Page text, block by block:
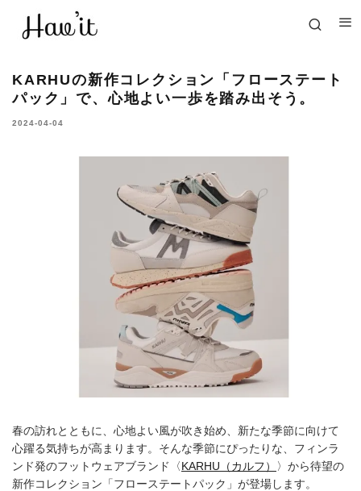
KARHUの新作コレクション「フローステート
パック」で、心地よい一歩を踏み出そう。
2024-04-04
春の訪れとともに、心地よい風が吹き始め、新たな季節に向けて
心躍る気持ちが高まります。そんな季節にぴったりな、フィンラ
ンド発のフットウェアブランド〈KARHU（カルフ）
〉から待望の
新作コレクション「フローステートパック」が登場します。